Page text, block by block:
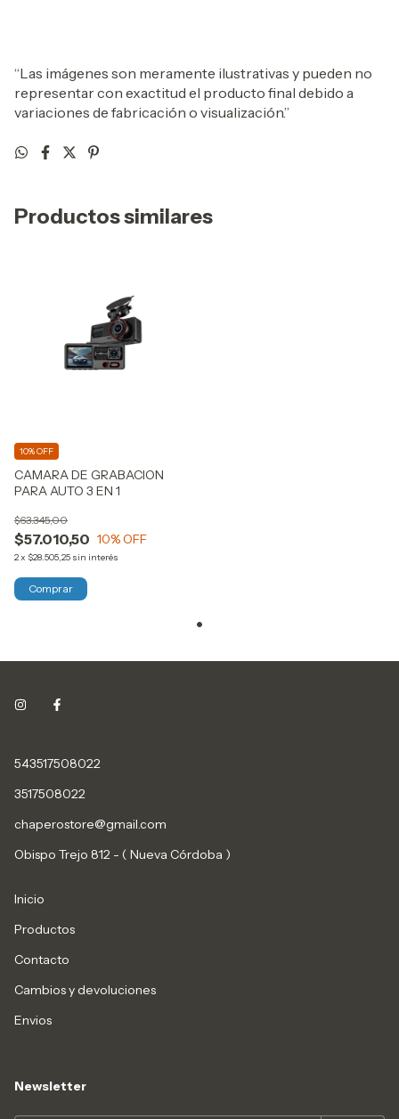
“Las imágenes son meramente ilustrativas y pueden no
representar con exactitud el producto final debido a
variaciones de fabricación o visualización.”
Productos similares
CAMARA DE GRABACION
PARA AUTO 3 EN 1
$57.010,50
$63.345,00
10% OFF
2x $28.505,25 sin interés
10% OFF
543517508022
3517508022
chaperostore@gmail.com
Obispo Trejo 812 - ( Nueva Córdoba )
Inicio
Productos
Contacto
Cambios y devoluciones
Envios
Newsletter